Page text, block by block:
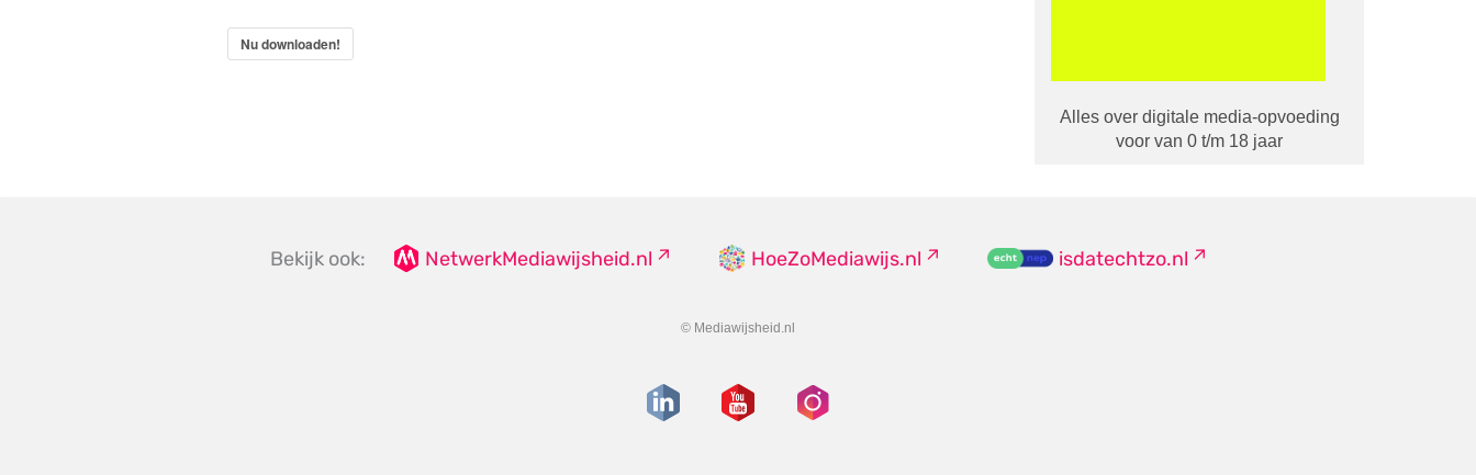
Nu downloaden!
Alles over digitale media-opvoeding
voor van 0 t/m 18 jaar
Bekijk ook: NetwerkMediawijsheid.nl HoeZoMediawijs.nl isdatechtzo.nl
© Mediawijsheid.nl